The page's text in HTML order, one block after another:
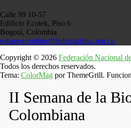
Calle 99 10-57
Edificio Ecotek, Piso 6
Bogotá, Colombia
estamoscontigo@fedemaderas.org.co
Copyright © 2026 Federación Nacional
Todos los derechos reservados.
Tema: ColorMag por ThemeGrill.
II Semana de la
Colombiana